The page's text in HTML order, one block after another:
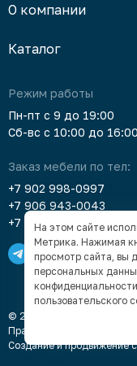
О компании
Каталог
Режим работы
Пн-пт с 9 до 19:00
Сб-вс с 10:00 до 16:00
Заказ мебели по тел:
+7 902 998-0997
+7 906 943-0043
+7 903 912-5378
© 2005–2026
Правовая информация
Создание и продвижение
На этом сайте
Метрика. Нажимая
просмотр сайта, вы
персональных
конфиденциальности
пользовательского